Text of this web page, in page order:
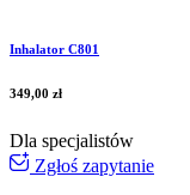
Inhalator C801
349,00 zł
Dla specjalistów
Zgłoś zapytanie